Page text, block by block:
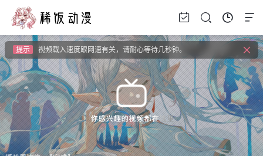
提示
如果无法播放请安装HEVC拓展，具体请百度
提示
提示
视频载入速度跟网速有关，请耐心等待几秒钟。
提示
如果无法播放请安装HEVC拓展，具体请百度